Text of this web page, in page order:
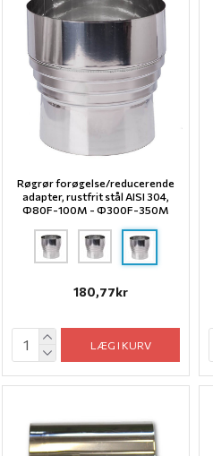
Røgrør forøgelse/reducerende
adapter, rustfrit stål AISI 304,
Ф80F-100M - Ф300F-350M
180,77kr
LÆG I KURV